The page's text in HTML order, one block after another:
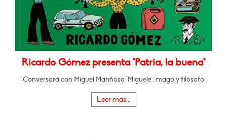
Ricardo Gómez presenta "Patria, la buena"
Conversará con Miguel Mariñoso "Miguelé", mago y filósofo
Leer más...